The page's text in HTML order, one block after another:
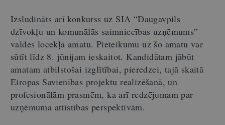
Izsludināts arī konkurss uz SIA “Daugavpils
dzīvokļu un komunālās saimniecības uzņēmums”
valdes locekļa amatu. Pieteikumu uz šo amatu var
sūtīt līdz 8. jūnijam ieskaitot. Kandidātam jābūt
amatam atbilstošai izglītībai, pieredzei, tajā skaitā
Eiropas Savienības projektu realizēšanā, un
profesionālām prasmēm, ka arī redzējumam par
uzņēmuma attīstības perspektīvām.